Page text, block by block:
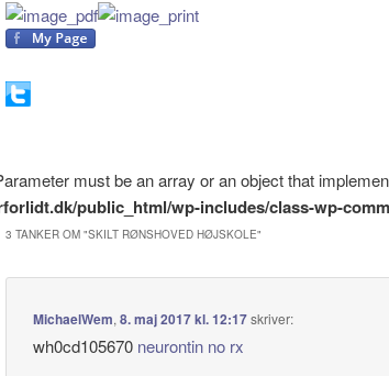
must be an array or an object that
public_html/wp-includes/class-wp-
3 TANKER OM "SKILT RØNSHOVED HØJSKOLE"
MichaelWem,8. maj 2017 kl. 12:17skriver:
wh0cd105670 neurontin no rx